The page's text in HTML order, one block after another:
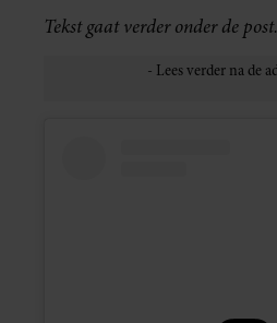
Tekst gaat verder onder de post.